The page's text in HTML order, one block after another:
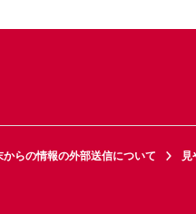
らの情報の外部送信について
見